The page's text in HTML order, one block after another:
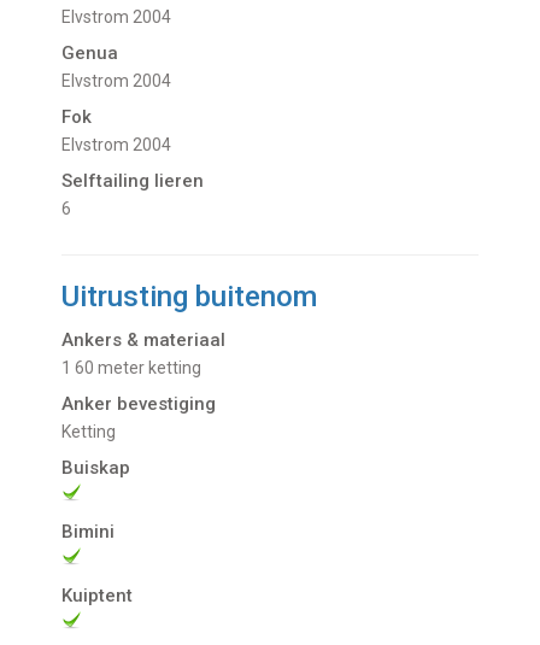
Elvstrom 2004
Genua
Elvstrom 2004
Fok
Elvstrom 2004
Selftailing lieren
6
Uitrusting buitenom
Ankers & materiaal
1 60 meter ketting
Anker bevestiging
Ketting
Buiskap
Bimini
Kuiptent